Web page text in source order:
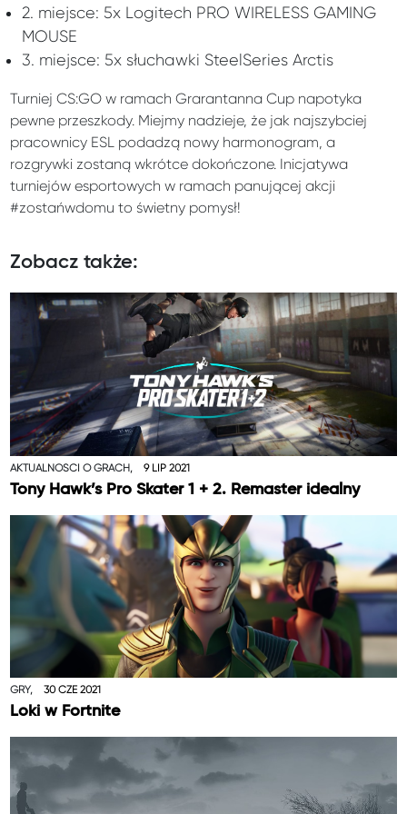
2. miejsce: 5x Logitech PRO WIRELESS GAMING
MOUSE
3. miejsce: 5x słuchawki SteelSeries Arctis
Turniej CS:GO w ramach Grarantanna Cup napotyka
pewne przeszkody. Miejmy nadzieje, że jak najszybciej
pracownicy ESL podadzą nowy harmonogram, a
rozgrywki zostaną wkrótce dokończone. Inicjatywa
turniejów esportowych w ramach panującej akcji
#zostańwdomu to świetny pomysł!
Zobacz także:
AKTUALNOŚCI O GRACH, 9 LIP 2021
Tony Hawk’s Pro Skater 1 + 2. Remaster idealny
GRY, 30 CZE 2021
Loki w Fortnite